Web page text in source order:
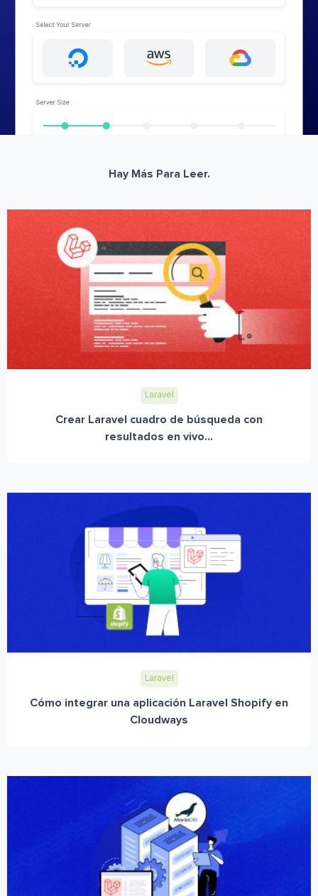
Hay Más Para Leer.
Laravel
Crear Laravel cuadro de búsqueda con
resultados en vivo...
Laravel
Cómo integrar una aplicación Laravel Shopify en
Cloudways